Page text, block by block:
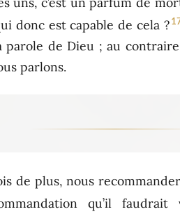
donc est capable de cela ?
de Dieu ; au
parlons.
de plus, nous
qu’il